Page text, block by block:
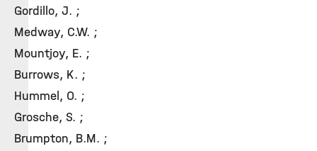
Gordillo, J. ;
Medway, C.W. ;
Mountjoy, E. ;
Burrows, K. ;
Hummel, O. ;
Grosche, S. ;
Brumpton, B.M. ;